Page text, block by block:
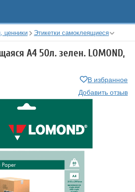
ценники Этикетки самоклеящиеся
А4 50л. зелен. LOMOND,
В избранное
Добавить отзыв